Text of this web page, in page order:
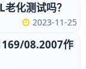
化测试吗？
2023-11-25
08.2007作